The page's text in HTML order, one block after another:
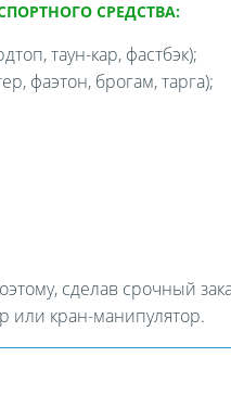
СРЕДСТВА:
таун-кар, фастбэк);
фаэтон, брогам, тарга);
сделав срочный
или кран-манипулятор.